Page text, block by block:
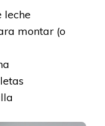
leche
montar (o